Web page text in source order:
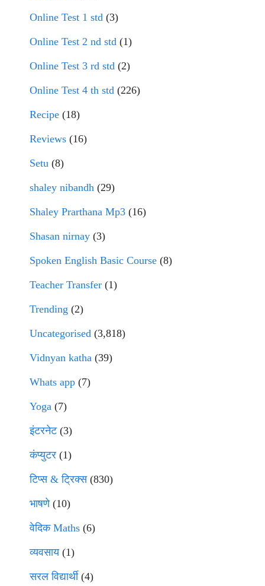
Online Test 1 std (3)
Online Test 2 nd std (1)
Online Test 3 rd std (2)
Online Test 4 th std (226)
Recipe (18)
Reviews (16)
Setu (8)
shaley nibandh (29)
Shaley Prarthana Mp3 (16)
Shasan nirnay (3)
Spoken English Basic Course (8)
Teacher Transfer (1)
Trending (2)
Uncategorised (3,818)
Vidnyan katha (39)
Whats app (7)
Yoga (7)
इंटरनेट(3)
कंप्युटर (1)
टिप्स & ट्रिक्स(830)
भाषणे(10)
वेदिक Maths (6)
व्यवसाय(1)
सरल विद्यार्थी(4)